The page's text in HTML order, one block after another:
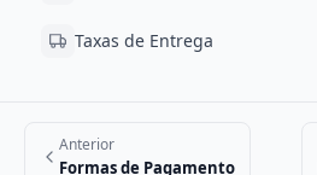
Taxas de Entrega
Anterior
Formas de Pagamento